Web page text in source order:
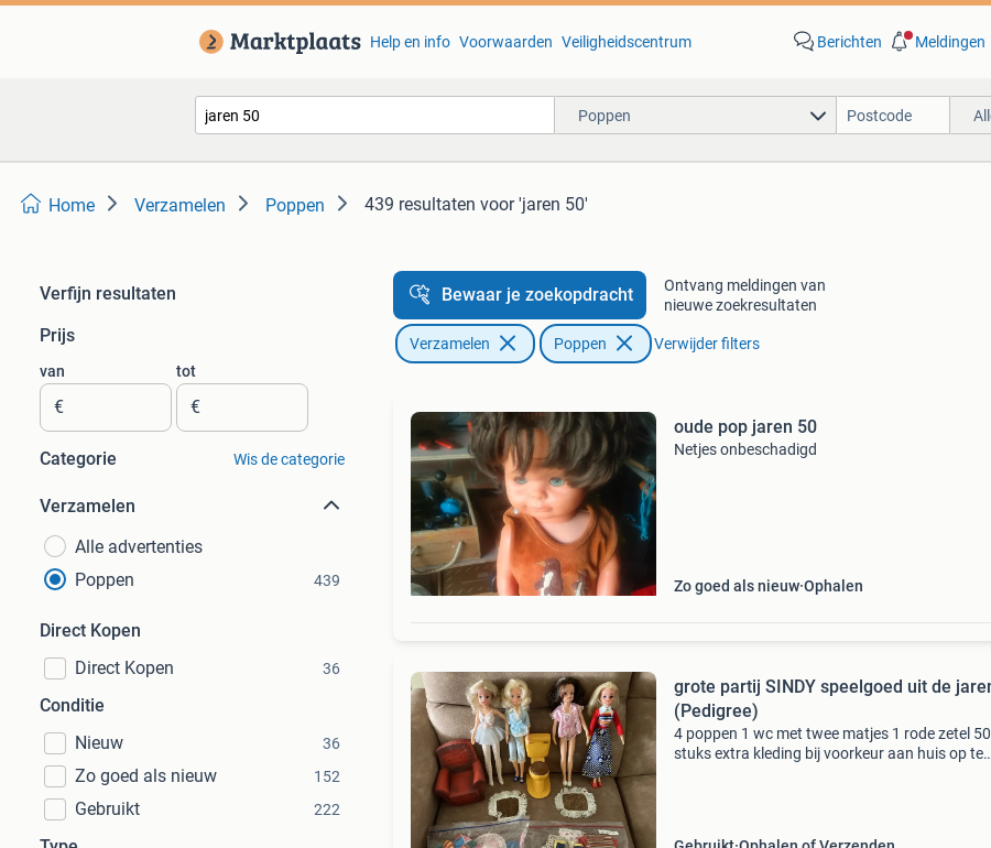
Help en info Voorwaarden Veiligheidscentrum Berichten Meldingen
Poppen
Home Verzamelen Poppen 439 resultaten voor 'jaren 50'
Verfijn resultaten
Prijs
van
€
tot
€
Categorie Wis de categorie
Verzamelen
Alle advertenties
Poppen
439
Direct Kopen
Direct Kopen
36
Conditie
Nieuw
36
Zo goed als nieuw 152
Gebruikt 222
Bewaar je zoekopdracht
Ontvang meldingen van
nieuwe zoekresultaten
Verzamelen Poppen Verwijder filters
oude pop jaren 50
Netjes onbeschadigd
Zo goed als nieuw Ophalen
grote partij SINDY speelgoed uit de
(Pedigree)
4 poppen 1 wc met twee matjes 1 rode zetel 50
stuks extra kleding bij voorkeur aan huis op te